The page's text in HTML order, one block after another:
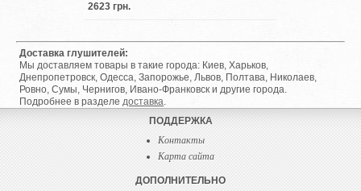
2623 грн.
Доставка глушителей:
Мы доставляем товары в такие города: Киев, Харьков,
Днепропетровск, Одесса, Запорожье, Львов, Полтава, Николаев,
Ровно, Сумы, Чернигов, Ивано-Франковск и другие города.
Подробнее в разделедоставка.
ПОДДЕРЖКА
Контакты
Карта сайта
ДОПОЛНИТЕЛЬНО